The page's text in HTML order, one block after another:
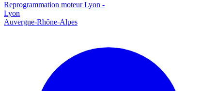
Reprogrammation moteurLyon -
Lyon
Auvergne-Rhône-Alpes